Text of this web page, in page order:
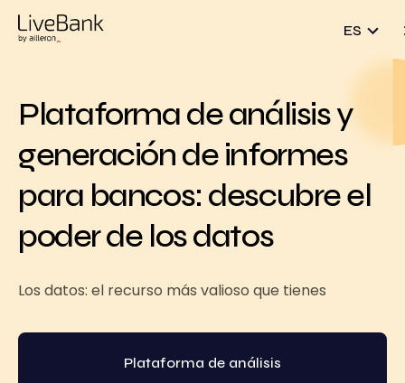
ES
Plataforma de análisis y
generación de informes
para bancos: descubre el
poder de los datos
Los datos: el recurso más valioso que tienes
Plataforma de análisis